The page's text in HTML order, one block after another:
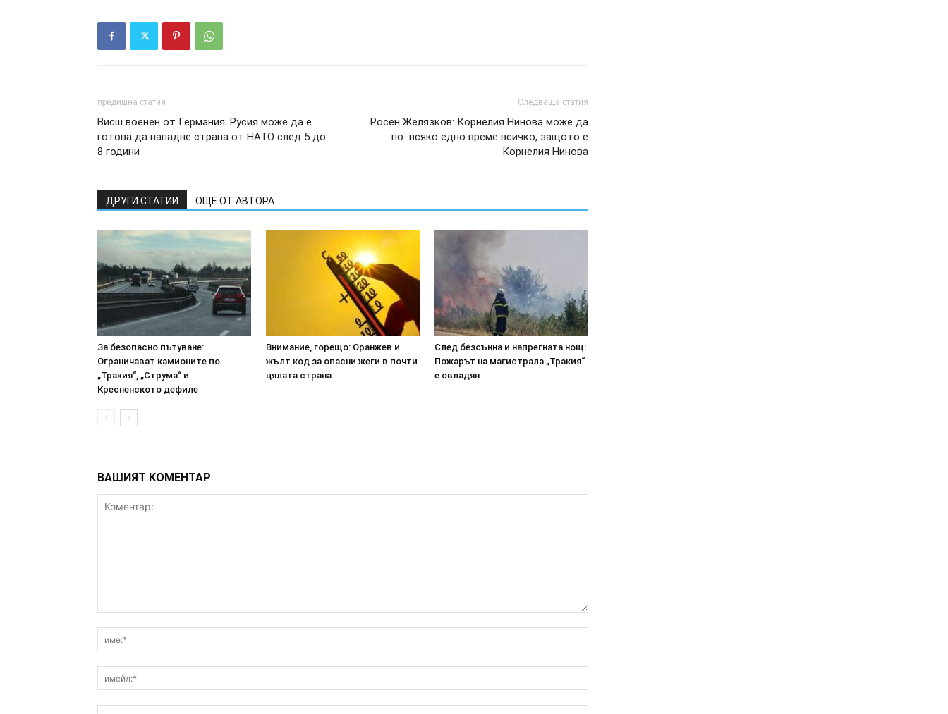
предишна статия
Висш военен от Германия: Русия може да е
готова да нападне страна от НАТО след 5 до
8 години
Следваща статия
Росен Желязков: Корнелия Нинова може да
по всяко едно време всичко, защото е
Корнелия Нинова
ДРУГИ СТАТИИ ОЩЕ ОТ АВТОРА
За безопасно пътуване:
Ограничават камионите по
„Тракия“, „Струма“ и
Кресненското дефиле
Внимание, горещо: Оранжев и
жълт код за опасни жеги в почти
цялата страна
След безсънна и напрегната нощ:
Пожарът на магистрала „Тракия“
е овладян
ВАШИЯТ КОМЕНТАР